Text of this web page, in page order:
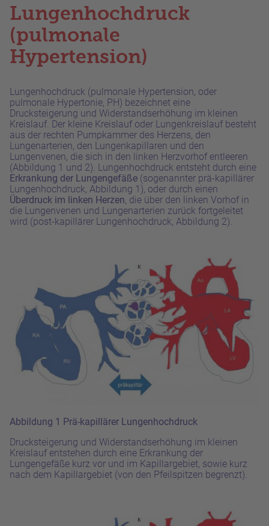
Lungenhochdruck
(pulmonale
Hypertension)
Lungenhochdruck (pulmonale Hypertension, oder
pulmonale Hypertonie, PH) bezeichnet eine
Drucksteigerung und Widerstandserhöhung im kleinen
Kreislauf. Der kleine Kreislauf oder Lungenkreislauf besteht
aus der rechten Pumpkammer des Herzens, den
Lungenarterien, den Lungenkapillaren und den
Lungenvenen, die sich in den linken Herzvorhof entleeren
(Abbildung 1 und 2). Lungenhochdruck entsteht durch eine
Erkrankung der Lungengefäße (sogenannter prä-kapillärer
Lungenhochdruck, Abbildung 1), oder durch einen
Überdruck im linken Herzen, die über den linken Vorhof in
die Lungenvenen und Lungenarterien zurück fortgeleitet
wird (post-kapillärer Lungenhochdruck, Abbildung 2).
Abbildung 1 Prä-kapillärer Lungenhochdruck
Drucksteigerung und Widerstandserhöhung im kleinen
Kreislauf entstehen durch eine Erkrankung der
Lungengefäße kurz vor und im Kapillargebiet, sowie kurz
nach dem Kapillargebiet (von den Pfeilspitzen begrenzt).